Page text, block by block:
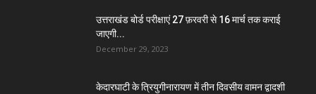
उत्तराखंड बोर्ड परीक्षाएं 27 फ़रवरी से 16 मार्च तक कराई
जाएगी...
December 29, 2023
केदारघाटी के त्रियुगीनारायण में तीन दिवसीय वामन द्वादशी